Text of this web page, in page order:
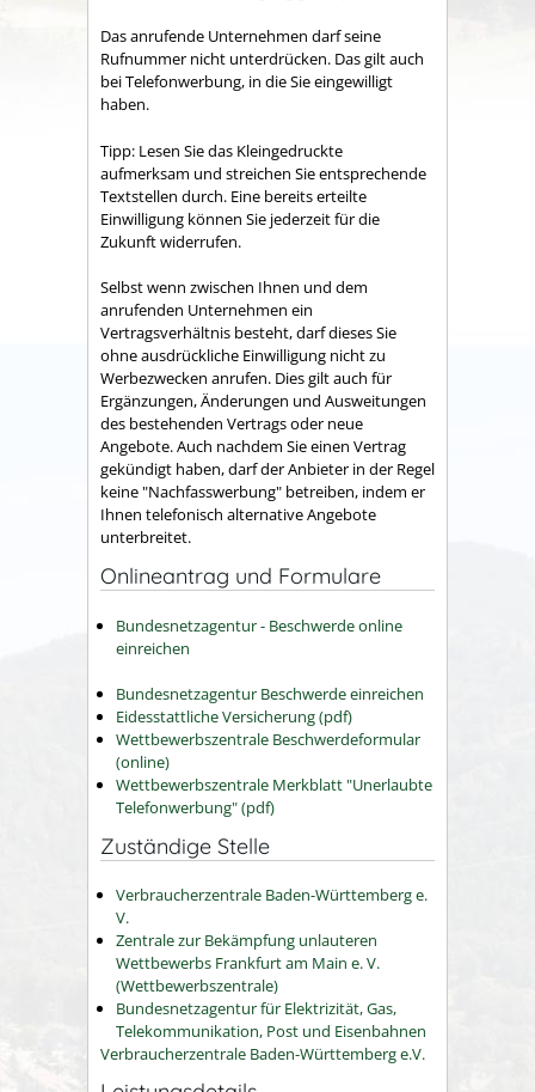
Das anrufende Unternehmen darf seine
Rufnummer nicht unterdrücken. Das gilt auch
bei Telefonwerbung, in die Sie eingewilligt
haben.
Tipp: Lesen Sie das Kleingedruckte
aufmerksam und streichen Sie entsprechende
Textstellen durch. Eine bereitserteilte
Einwilligung können Sie jederzeit für die
Zukunft widerrufen.
Selbst wenn zwischen Ihnen und dem
anrufenden Unternehmen ein
Vertragsverhältnis besteht, darf dieses Sie
ohne ausdrückliche Einwilligung nicht zu
Werbezwecken anrufen. Dies gilt auch für
Ergänzungen, Änderungen und Ausweitungen
des bestehenden Vertrags oder neue
Angebote.Auch nachdem Sie einen Vertrag
gekündigt haben, darf der Anbieter in der Regel
keine "Nachfasswerbung" betreiben, indem er
Ihnen telefonisch alternative Angebote
unterbreitet.
Onlineantrag und Formulare
Bundesnetzagentur - Beschwerde online
einreichen
Bundesnetzagentur Beschwerde einreichen
Eidesstattliche Versicherung (pdf)
Wettbewerbszentrale Beschwerdeformular
(online)
Wettbewerbszentrale Merkblatt "Unerlaubte
Telefonwerbung" (pdf)
Zuständige Stelle
Verbraucherzentrale Baden-Württemberg e.
V.
Zentrale zur Bekämpfung unlauteren
Wettbewerbs Frankfurt am Main e. V.
(Wettbewerbszentrale)
Bundesnetzagentur für Elektrizität, Gas,
Telekommunikation, Post und Eisenbahnen
Verbraucherzentrale Baden-Württemberg e.V.